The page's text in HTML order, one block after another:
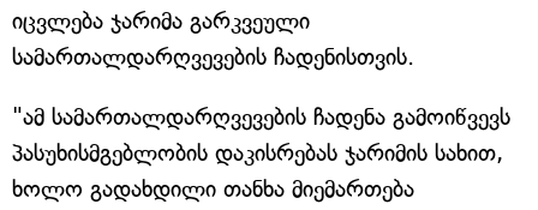
იცვლება ჯარიმა გარკვეული
სამართალდარღვევების ჩადენისთვის.
"ამ სამართალდარღვევების ჩადენა გამოიწვევს
პასუხისმგებლობის დაკისრებას ჯარიმის სახით,
ხოლო გადახდილი თანხა მიემართება